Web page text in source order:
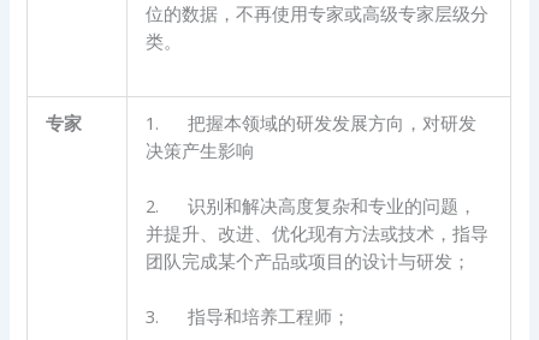
位的数据，不再使用专家或高级专家层级分
类。
专家
1. 把握本领域的研发发展方向，对研发
决策产生影响
2. 识别和解决高度复杂和专业的问题，
并提升、改进、优化现有方法或技术，指导
团队完成某个产品或项目的设计与研发；
3. 指导和培养工程师；